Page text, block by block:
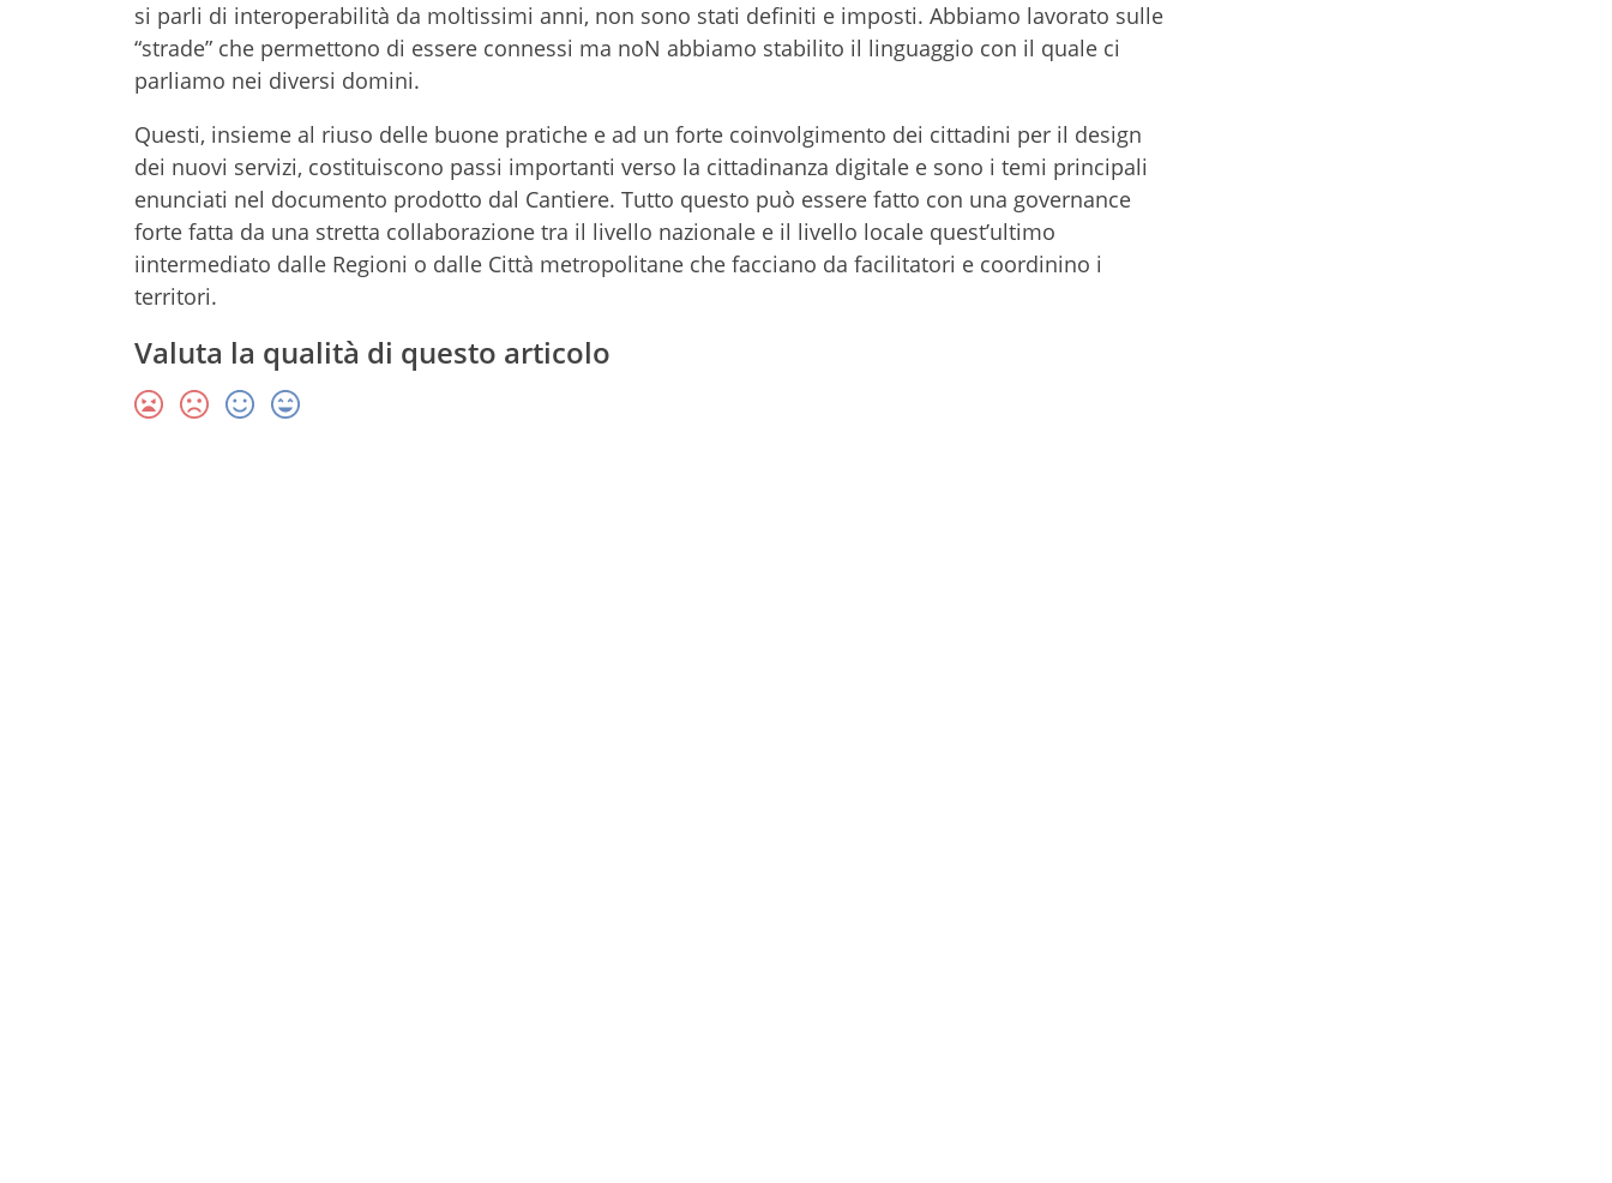
si parli di interoperabilità da moltissimi anni, non sono stati definiti e imposti. Abbiamo lavorato sulle
“strade” che permettono di essere connessi ma noN abbiamo stabilito il linguaggio con il quale ci
parliamo nei diversi domini.
Questi, insieme al riuso delle buone pratiche e ad un forte coinvolgimento dei cittadini per il design
dei nuovi servizi, costituiscono passi importanti verso la cittadinanza digitale e sono i temi principali
enunciati nel documento prodotto dal Cantiere. Tutto questo può essere fatto con una governance
forte fatta da una stretta collaborazione tra il livello nazionale e il livello locale quest’ultimo
iintermediato dalle Regioni o dalle Città metropolitane che facciano da facilitatori e coordinino i
territori.
Valuta la qualità di questo articolo